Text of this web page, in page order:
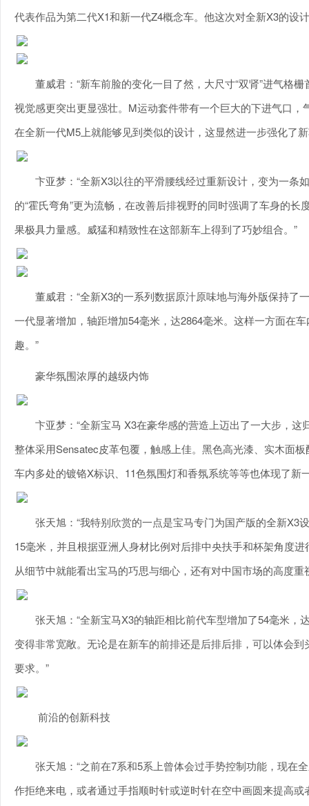
代表作品为第二代X1和新一代Z4概念车。他这次对全新X3的设
董威君：“新车前脸的变化一目了然，大尺寸“双肾”进气格
视觉感更突出更显强壮。M运动套件带有一个巨大的下进气口
在全新一代M5上就能够见到类似的设计，这显然进一步强化了
卞亚梦：“全新X3以往的平滑腰线经过重新设计，变为一
的“霍氏弯角”更为流畅，在改善后排视野的同时强调了车身的
果极具力量感。威猛和精致性在这部新车上得到了巧妙组合。”
董威君：“全新X3的一系列数据原汁原味地与海外版保持了
一代显著增加，轴距增加54毫米，达2864毫米。这样一方面在
趣。”
豪华氛围浓厚的越级内饰
卞亚梦：“全新宝马 X3在豪华感的营造上迈出了一大步，
整体采用Sensatec皮革包覆，触感上佳。黑色高光漆、实木面
车内多处的镀铬X标识、11色氛围灯和香氛系统等等也体现了新
张天旭：“我特别欣赏的一点是宝马专门为国产版的全新
15毫米，并且根据亚洲人身材比例对后排中央扶手和杯架角度
从细节中就能看出宝马的巧思与细心，还有对中国市场的高度重
张天旭：“全新宝马X3的轴距相比前代车型增加了54毫米
变得非常宽敞。无论是在新车的前排还是后排后排，可以体会
要求。”
前沿的创新科技
张天旭：“之前在7系和5系上曾体会过手势控制功能，现在
作拒绝来电，或者通过手指顺时针或逆时针在空中画圆来提高